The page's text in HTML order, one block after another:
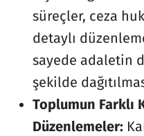
süreçler, ceza
detaylı
sayede adaletin
şekilde
Toplumun Farklı
Düzenlemeler: